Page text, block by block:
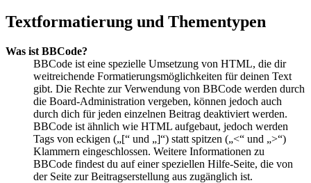
Textformatierung und Thementypen
Was ist BBCode?
BBCode ist eine spezielle Umsetzung von HTML, die dir
weitreichende Formatierungsmöglichkeiten für deinen Text
gibt. Die Rechte zur Verwendung von BBCode werden durch
die Board-Administration vergeben, können jedoch auch
durch dich für jeden einzelnen Beitrag deaktiviert werden.
BBCode ist ähnlich wie HTML aufgebaut, jedoch werden
Tags von eckigen („[“ und „]“) statt spitzen („<“ und „>“)
Klammern eingeschlossen. Weitere Informationen zu
BBCode findest du auf einer speziellen Hilfe-Seite, die von
der Seite zur Beitragserstellung aus zugänglich ist.